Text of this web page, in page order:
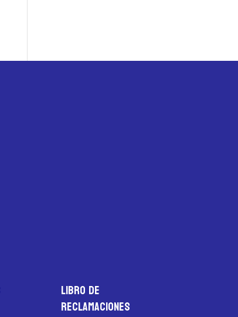
LIBRO DE
RECLAMACIONES